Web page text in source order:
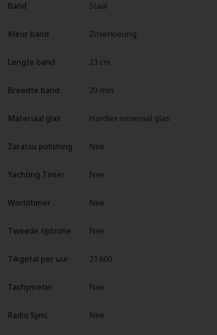
Band Staal
Kleur band Zilverkleurig
Lengte band 23 cm
Breedte band 20 mm
Materiaal glas Hardlex mineraal glas
Zaratsu polishing Nee
Yachting Timer Nee
Worldtimer Nee
Tweede tijdzone Nee
Tikgetal per uur 21.600
Tachymeter Nee
Radio Sync Nee